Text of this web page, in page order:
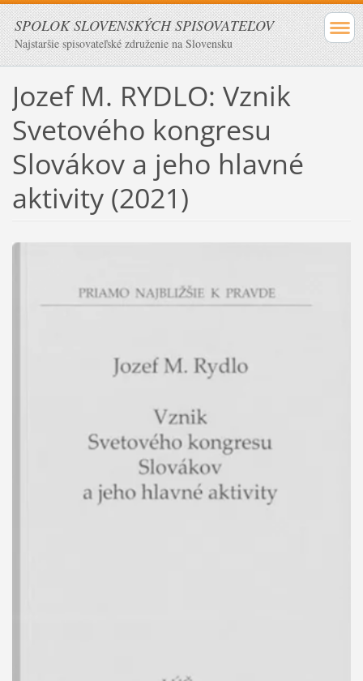
SPOLOK SLOVENSKÝCH SPISOVATEĽOV
Najstaršie spisovateľské združenie na Slovensku
Jozef M. RYDLO: Vznik
Svetového kongresu
Slovákov a jeho hlavné
aktivity (2021)